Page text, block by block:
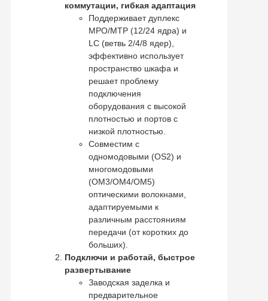
коммутации, гибкая адаптация
Поддерживает дуплекс
MPO/MTP (12/24 ядра) и
LC (ветвь 2/4/8 ядер),
эффективно использует
пространство шкафа и
решает проблему
подключения
оборудования с высокой
плотностью и портов с
низкой плотностью.
Совместим с
одномодовыми (OS2) и
многомодовыми
(OM3/OM4/OM5)
оптическими волокнами,
адаптируемыми к
различным расстояниям
передачи (от коротких до
больших).
Подключи и работай, быстрое
развертывание
Заводская заделка и
предварительное